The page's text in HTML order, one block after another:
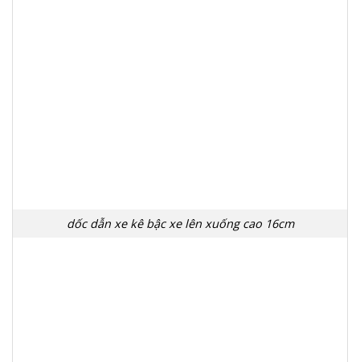
dốc dẫn xe kê bậc xe lên xuống cao 16cm